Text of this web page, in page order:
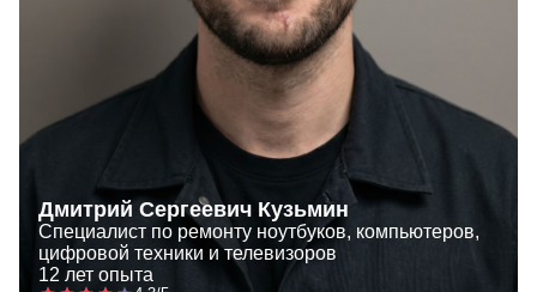
Дмитрий Сергеевич Кузьмин
Специалист по ремонту ноутбуков, компьютеров,
цифровой техники и телевизоров
12 лет опыта